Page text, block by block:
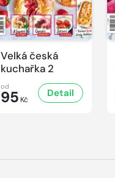
Velká česká
kuchařka 2
od
95 Kč
Detail